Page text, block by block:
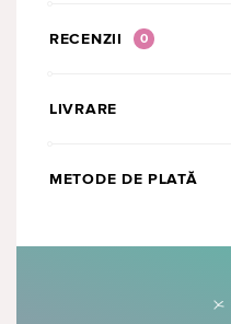
RECENZII 0
LIVRARE
METODE DE PLATĂ